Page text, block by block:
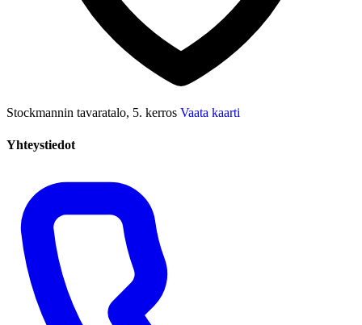
Stockmannin tavaratalo, 5. kerros Vaata kaarti
Yhteystiedot